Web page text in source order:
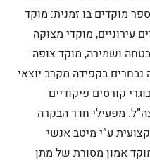
מוקדים בו זמנית: מוקד
עירוניים, מוקדי מצוקה
ושמירה, מוקד צופה
נבחרים בקפידה מקרב יוצאי
קורסים פיקודיים
מפעילי חדר הבקרה
ע”י מיטב אנשי
אמון מסורת של מתן